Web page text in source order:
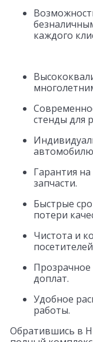
каждого
стенды для
Гарантия
запчасти.
Быстрые
потери
Чистота и
доплат.
Удобное
работы.
Обратившись в